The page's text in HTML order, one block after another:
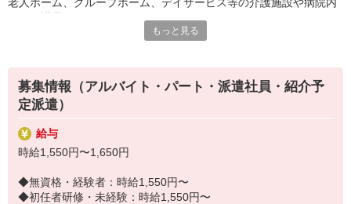
□ 介護職員初任者研修以上
ブランクがあってもしっかりフォローします！
・薬やおしぼりの準備などのケア
・体操や季節ごとのレクリエーション
・歩行、車椅子の介助
・見守り
※施設により異なります
20代・30代・40代・50代・60代、
若手からミドル、中高年（エルダー）、シニア世代まで幅広く活躍
もっと見る
募集情報（アルバイト・パート・派遣社員・紹介予
定派遣）
給与
時給1,550円〜1,650円
◆無資格・経験者：時給1,550円〜
◆初任者研修・未経験：時給1,550円〜